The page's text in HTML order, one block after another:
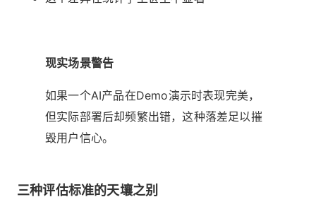
现实场景警告
如果一个AI产品在Demo演示时表现完美，
但实际部署后却频繁出错，这种落差足以摧
毁用户信心。
三种评估标准的天壤之别